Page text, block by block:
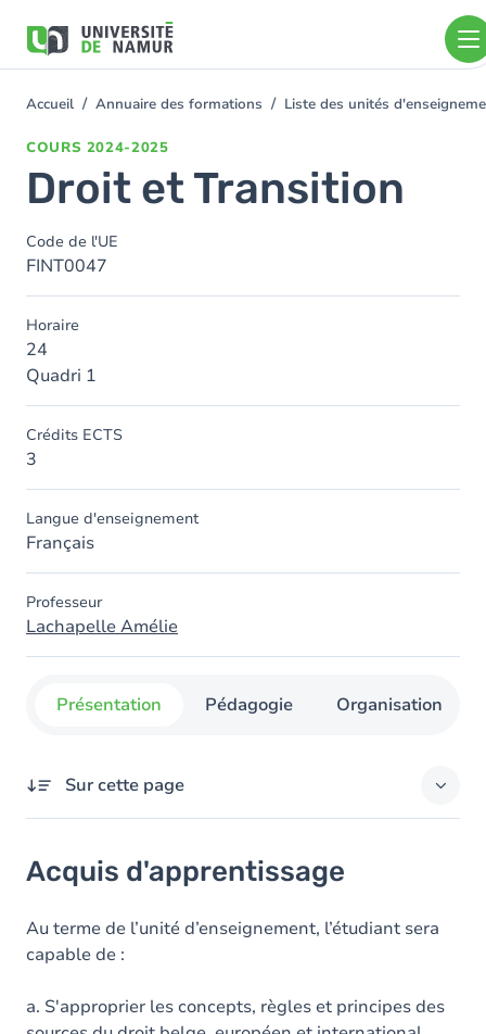
contenu
You
Accueil Annuaire des formations Liste des unités
COURS 2024-2025
Droit et Transition
Code de l'UE
FINT0047
Horaire
24
Quadri 1
Crédits ECTS
3
Langue d'enseignement
Français
Professeur
Lachapelle Amélie
Présentation Pédagogie Organisation
Sur cette page
Objectifs
Contenu
Acquis d'apprentissage
Au terme de l’unité d’enseignement, l’étudiant sera
capable de :
a. S'approprier les concepts, règles et principes des